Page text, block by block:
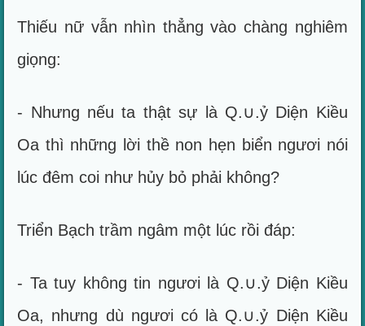
Thiếu nữ vẫn nhìn thẳng vào chàng nghiêm
giọng:
- Nhưng nếu ta thật sự là Q.∪.ỷ Diện Kiều
Oa thì những lời thề non hẹn biển ngươi nói
lúc đêm coi như hủy bỏ phải không?
Triển Bạch trầm ngâm một lúc rồi đáp:
- Ta tuy không tin ngươi là Q.∪.ỷ Diện Kiều
Oa, nhưng dù ngươi có là Q.∪.ỷ Diện Kiều